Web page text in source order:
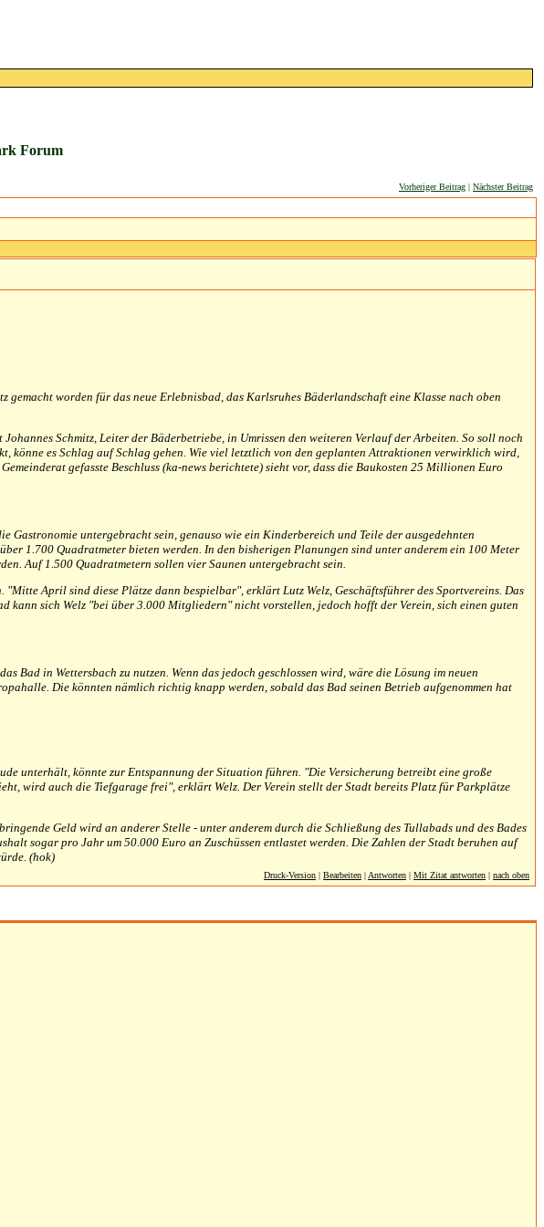
Forum
Vorheriger Beitrag | Nächster Beitrag
worden für das neue Erlebnisbad, das Karlsruhes Bäderlandschaft eine Klasse nach oben
Schmitz, Leiter der Bäderbetriebe, in Umrissen den weiteren Verlauf der Arbeiten. So soll noch
könne es Schlag auf Schlag gehen. Wie viel letztlich von den geplanten Attraktionen verwirklich wird,
gefasste Beschluss (ka-news berichtete) sieht vor, dass die Baukosten 25 Millionen Euro
Gastronomie untergebracht sein, genauso wie ein Kinderbereich und Teile der ausgedehnten
1.700 Quadratmeter bieten werden. In den bisherigen Planungen sind unter anderem ein 100 Meter
Auf 1.500 Quadratmetern sollen vier Saunen untergebracht sein.
April sind diese Plätze dann bespielbar", erklärt Lutz Welz, Geschäftsführer des Sportvereins. Das
sich Welz "bei über 3.000 Mitgliedern" nicht vorstellen, jedoch hofft der Verein, sich einen guten
Bad in Wettersbach zu nutzen. Wenn das jedoch geschlossen wird, wäre die Lösung im neuen
Die könnten nämlich richtig knapp werden, sobald das Bad seinen Betrieb aufgenommen hat
unterhält, könnte zur Entspannung der Situation führen. "Die Versicherung betreibt eine große
wird auch die Tiefgarage frei", erklärt Welz. Der Verein stellt der Stadt bereits Platz für Parkplätze
Geld wird an anderer Stelle - unter anderem durch die Schließung des Tullabads und des Bades
sogar pro Jahr um 50.000 Euro an Zuschüssen entlastet werden. Die Zahlen der Stadt beruhen auf
(hok)
Druck-Version | Bearbeiten | Antworten | Mit Zitat antworten | nach oben